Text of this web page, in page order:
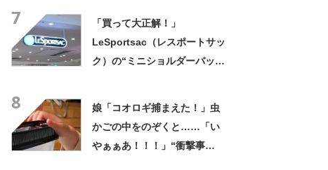
7
「買って大正解！」
LeSportsac（レスポートサッ
ク）の“ミニショルダーバッ
8
娘「コオロギ捕まえた！」虫
かごの中をのぞくと……「い
やぁぁあ！！！」“衝撃事